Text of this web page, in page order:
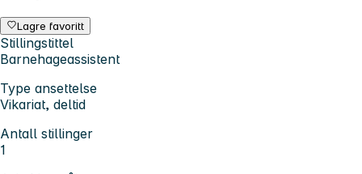
Lagre favoritt
Stillingstittel
Barnehageassistent
Type ansettelse
Vikariat, deltid
Antall stillinger
1